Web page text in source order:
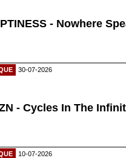
- Nowhere
30-07-2026
- Cycles In The
10-07-2026